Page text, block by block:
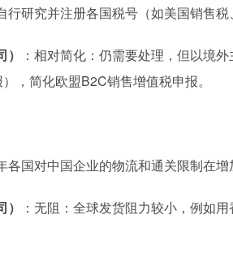
行研究并注册各国税号（如美国销售
：相对简化：仍需要处理，但以境
，简化欧盟B2C销售增值税申报。
各国对中国企业的物流和通关限制在增
：无阻：全球发货阻力较小，例如